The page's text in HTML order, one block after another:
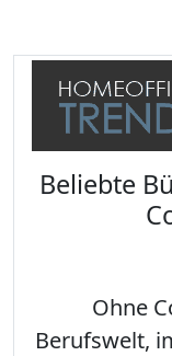
Beliebte
Ohne
Berufswelt,